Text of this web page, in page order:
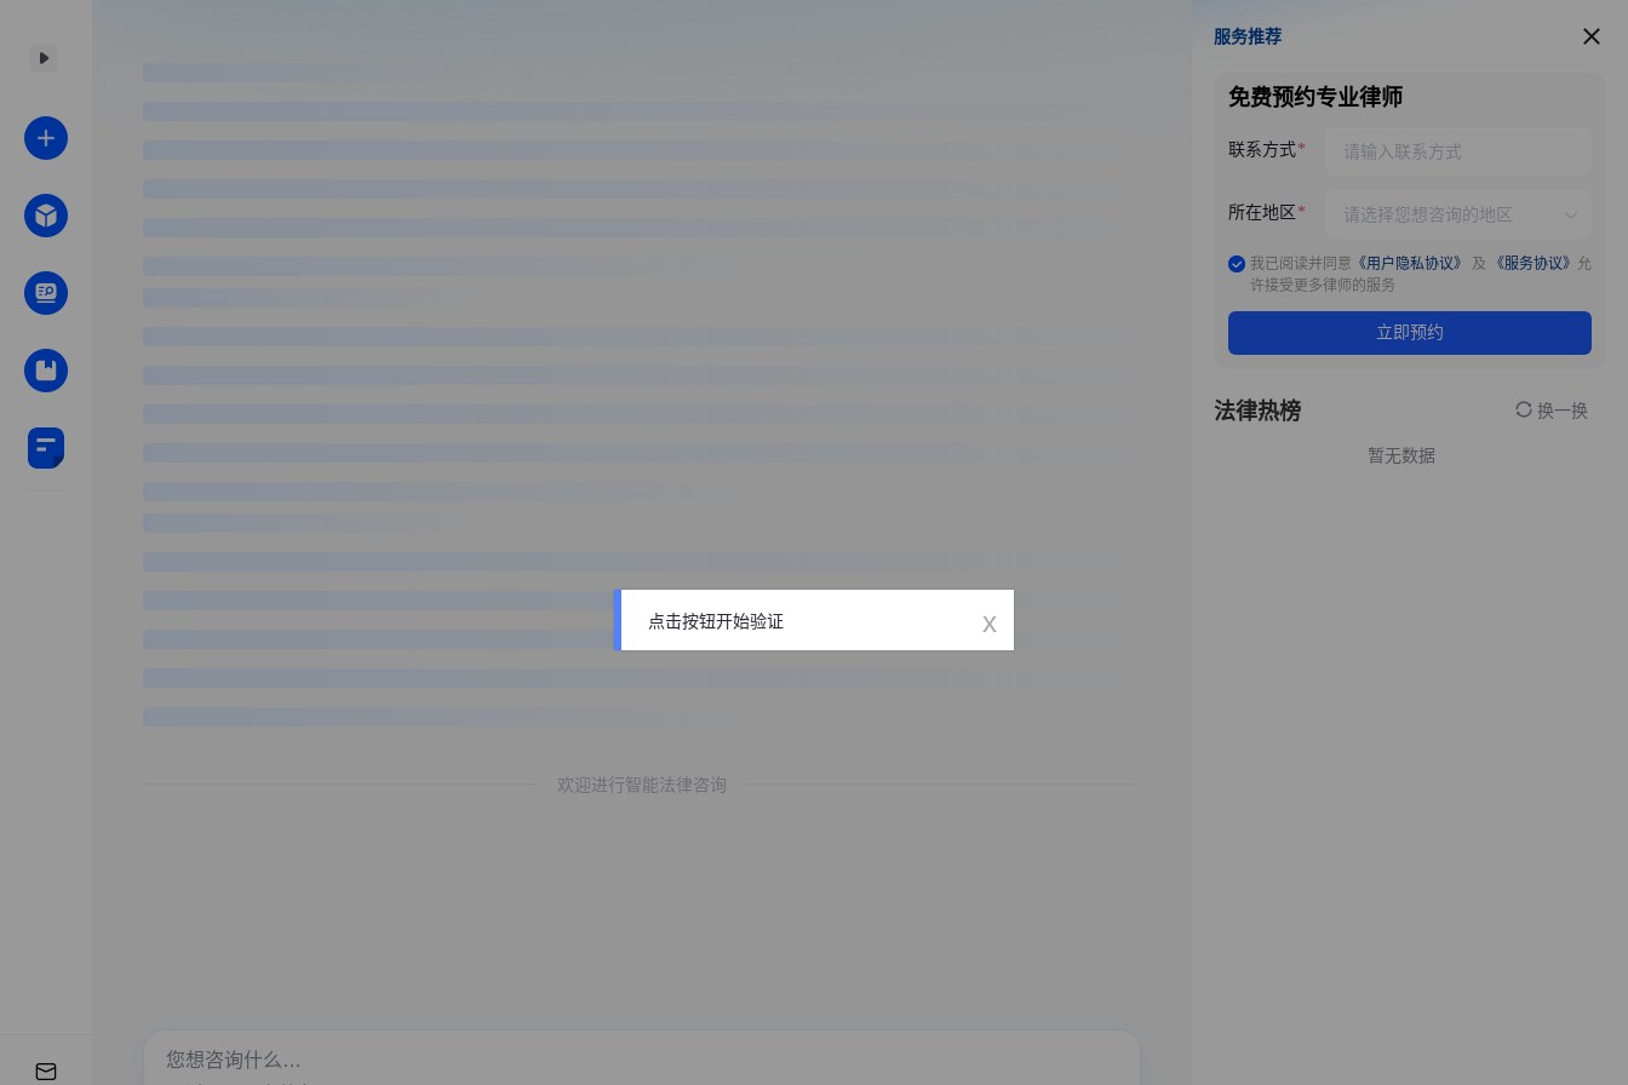
欢迎进行智能法律咨询
服务推荐
服务推荐
免费预约专业律师
联系方式
所在地区
我已阅读并同意 《用户隐私协议》 及 《服务协议》 允
许接受更多律师的服务
立即预约
法律热榜 换一换
暂无数据
点击按钮开始验证 x